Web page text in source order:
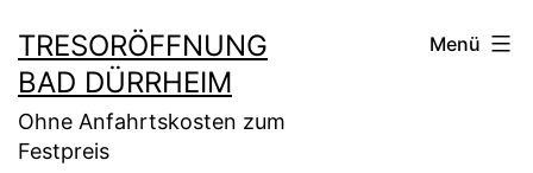
Inhalt
springen
TRESORÖFFNUNG
BAD DÜRRHEIM
Ohne Anfahrtskosten zum
Festpreis
Menü